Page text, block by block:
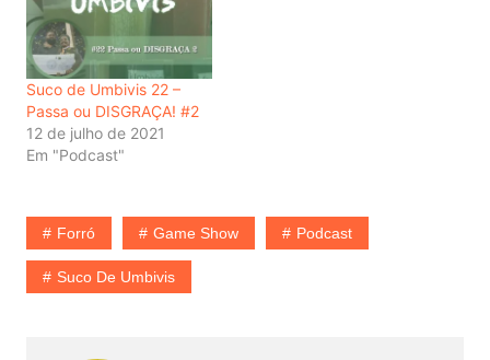
Suco de Umbivis 22 –
Passa ou DISGRAÇA! #2
12 de julho de 2021
Em "Podcast"
Forró Game Show Podcast
Suco De Umbivis